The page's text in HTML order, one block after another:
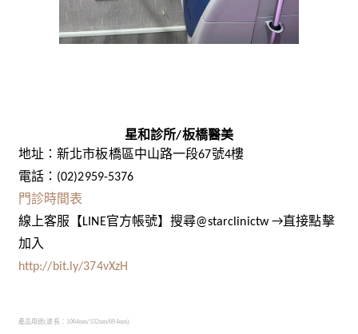
星和診所/板橋醫美
地址：新北市板橋區中山路一段67號4樓
電話：(02)2959-5376
門診時間表
線上客服【LINE官方帳號】搜尋@starclinictw →直接點擊
加入
http://bit.ly/374vXzH
產品用途(波長：1064nm/532nm/694nm)